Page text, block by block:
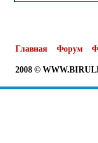
Главная Форум
2008 ©